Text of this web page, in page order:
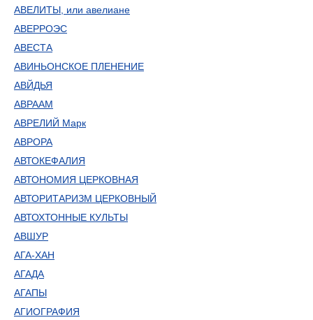
АВЕЛИТЫ, или авелиане
АВЕРРОЭС
АВЕСТА
АВИНЬОНСКОЕ ПЛЕНЕНИЕ
АВЙДЬЯ
АВРААМ
АВРЕЛИЙ Марк
АВРОРА
АВТОКЕФАЛИЯ
АВТОНОМИЯ ЦЕРКОВНАЯ
АВТОРИТАРИЗМ ЦЕРКОВНЫЙ
АВТОХТОННЫЕ КУЛЬТЫ
АВШУР
АГА-ХАН
АГАДА
АГАПЫ
АГИОГРАФИЯ